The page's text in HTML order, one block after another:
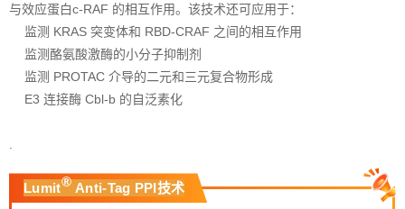
与效应蛋白c-RAF 的相互作用。该技术还可应用于：
监测 KRAS 突变体和 RBD-CRAF 之间的相互作用
监测酪氨酸激酶的小分子抑制剂
监测 PROTAC 介导的二元和三元复合物形成
E3 连接酶 Cbl-b 的自泛素化
Lumit®Anti-Tag PPI技术